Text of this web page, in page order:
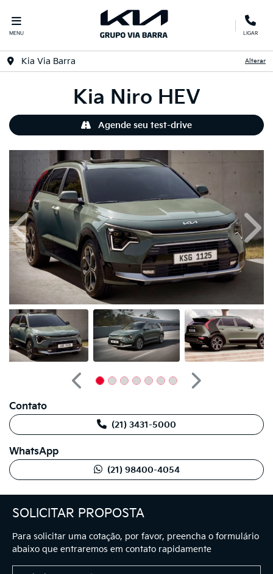
MENU LIGAR
Kia Via Barra Alterar
Kia Niro HEV
Agende seu test-drive
SOLICITAR PROPOSTA
Para solicitar uma cotação, por favor, preencha o formulário
abaixo que entraremos em contato rapidamente
Anterior
Anterior
Próximo
Contato
(21) 3431-5000
WhatsApp
(21) 98400-4054